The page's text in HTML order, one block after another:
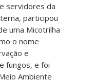
servidores da
participou
uma Micotrilha
o nome
e
fungos, e foi
Ambiente